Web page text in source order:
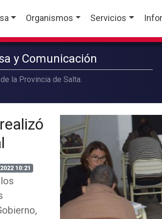
Organismos Servicios
y Comunicación
la Provincia de Salta.
10:21